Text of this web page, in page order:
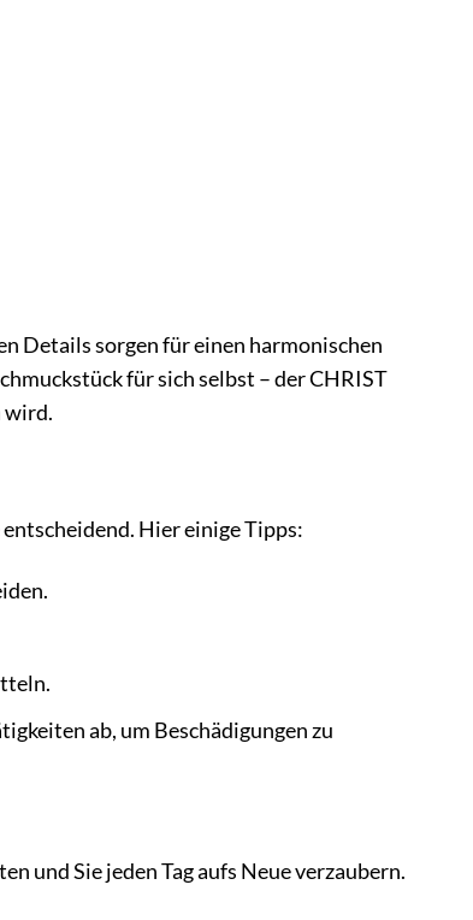
Details sorgen für einen harmonischen
für sich selbst – der CHRIST
wird.
entscheidend. Hier einige Tipps:
ab, um Beschädigungen zu
und Sie jeden Tag aufs Neue verzaubern.